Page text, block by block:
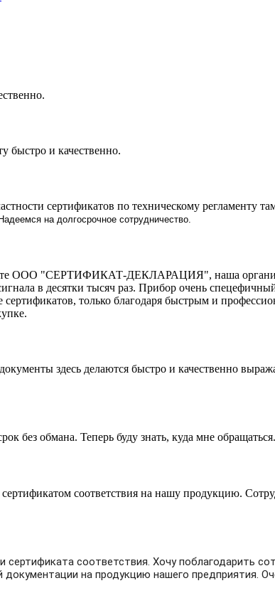
быстро и качественно.
сертификатов по техническому регламенту
на долгосрочное сотрудничество.
ООО "СЕРТИФИКАТ-ДЕКЛАРАЦИЯ", наша
в десятки тысяч раз. Прибор очень
сертификатов, только благодаря быстрым и
здесь делаются быстро и качественно
без обмана. Теперь буду знать, куда мне обращаться.
соответствия на нашу продукцию.
сертификата соответствия. Хочу поблагодарить
на продукцию нашего предприятия.